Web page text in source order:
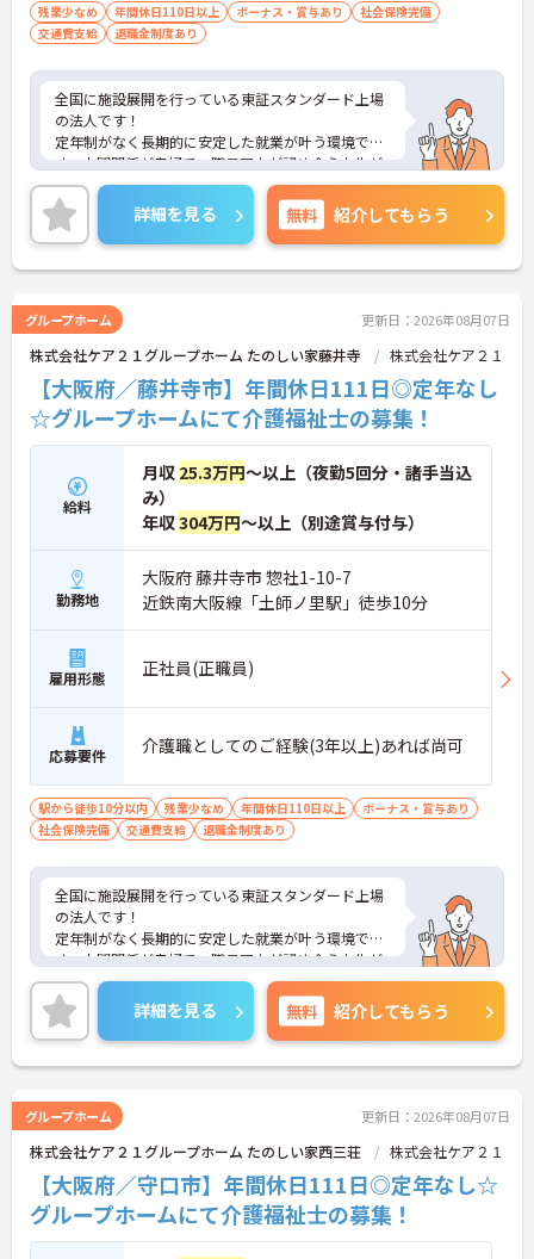
残業少なめ 年間休日110日以上 ボーナス・賞与あり
社会保険完備
交通費支給
退職金制度あり
全国に施設展開を行っている東証スタンダード上場
の法人です！
定年制がなく長期的に安定した就業が叶う環境で
す。人間関係が良好で、職員同士が認め合う文化が
根付いています。
ご興味のある方には、面接対策ポイントなど、さら
に詳細をご案内しますのでお気軽にご相談くださ
い！
詳細を見る 無料 紹介してもらう
グループホーム 更新日：2026年08月07日
株式会社ケア２１グループホーム たのしい家藤井寺 株式会社ケア２１
【大阪府／藤井寺市】年間休日111日◎定年なし
☆グループホームにて介護福祉士の募集！
給料
月収 25.3万円～以上（夜勤5回分・諸手当込
み）
年収304万円～以上（別途賞与付与）
勤務地
大阪府 藤井寺市 惣社1-10-7
近鉄南大阪線「土師ノ里駅」徒歩10分
雇用形態 正社員(正職員)
応募要件 介護職としてのご経験(3年以上)あれば尚可
駅から徒歩10分以内 残業少なめ 年間休日110日以上
ボーナス・賞与あり
社会保険完備
交通費支給 退職金制度あり
全国に施設展開を行っている東証スタンダード上場
の法人です！
定年制がなく長期的に安定した就業が叶う環境で
す。人間関係が良好で、職員同士が認め合う文化が
根付いています。
ご興味のある方には、面接対策ポイントなど、さら
に詳細をご案内しますのでお気軽にご相談くださ
い！
詳細を見る 無料 紹介してもらう
グループホーム 更新日：2026年08月07日
株式会社ケア２１グループホーム たのしい家西三荘 株式会社ケア２１
【大阪府／守口市】年間休日111日◎定年なし☆
グループホームにて介護福祉士の募集！